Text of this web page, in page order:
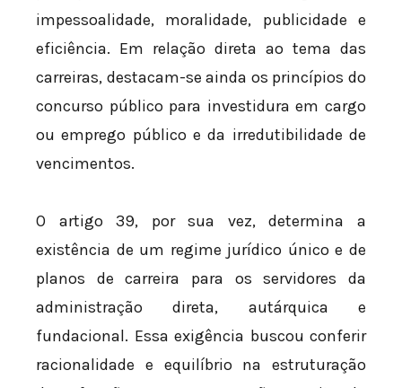
impessoalidade, moralidade, publicidade e
eficiência. Em relação direta ao tema das
carreiras, destacam-se ainda os princípios do
concurso público para investidura em cargo
ou emprego público e da irredutibilidade de
vencimentos.
O artigo 39, por sua vez, determina a
existência de um regime jurídico único e de
planos de carreira para os servidores da
administração direta, autárquica e
fundacional. Essa exigência buscou conferir
racionalidade e equilíbrio na estruturação